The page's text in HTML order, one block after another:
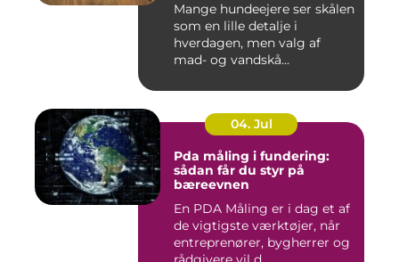
Mange hundeejere ser skålen
som en lille detalje i
hverdagen, men valg af
mad- og vandskå...
04. Jul
Pda måling i fundering:
sådan får du styr på
bæreevnen
En PDA Måling er i dag et af
de vigtigste værktøjer, når
entreprenører, bygherrer og